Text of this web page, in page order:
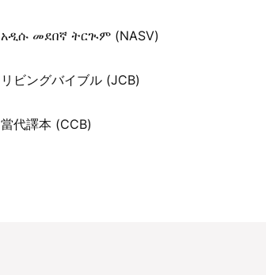
አዲሱ መደበኛ ትርጒም (NASV)
リビングバイブル (JCB)
當代譯本 (CCB)